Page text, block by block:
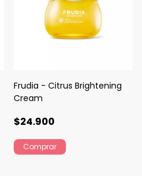
Frudia - Citrus Brightening
Cream
$24.900